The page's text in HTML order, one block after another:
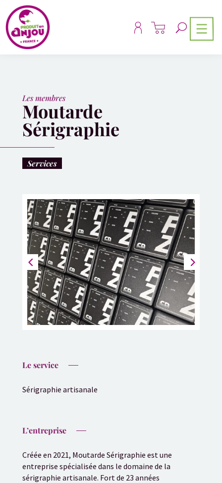
Les membres
Moutarde
Sérigraphie
Services
Le service
Sérigraphie artisanale
L’entreprise
Créée en 2021, Moutarde Sérigraphie est une
entreprise spécialisée dans le domaine de la
sérigraphie artisanale. Fort de 23 années
Panneau de gestion des cookies